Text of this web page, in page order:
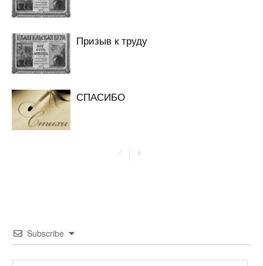
Призыв к труду
СПАСИБО
Subscribe